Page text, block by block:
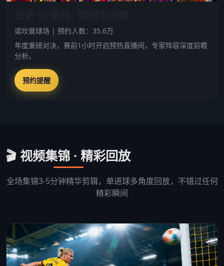
诺坎普球场 | 预约人数：35.6万
年度重磅对决，赛前1小时开启预热直播间，专家阵容深度前瞻
分析。
预约提醒
🎬 视频集锦 · 精彩回放
全场集锦3-5分钟精华剪辑，单进球多角度回放，不错过任何
精彩瞬间